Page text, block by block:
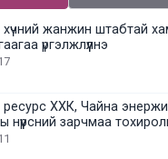
хүчний жанжин штабтай
үргэлжлүүлнэ
ХХК, Чайна
нүүрсний зарчмаа